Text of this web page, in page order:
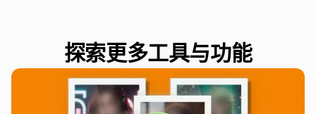
探索更多工具与功能